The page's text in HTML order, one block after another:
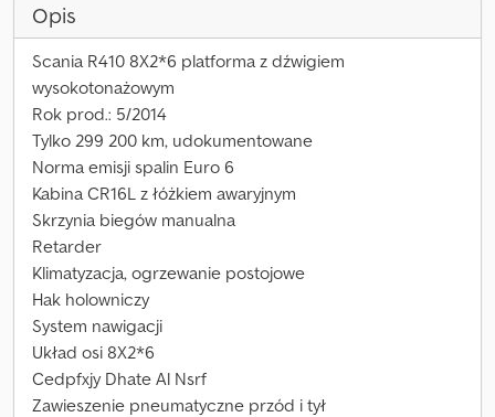
Opis
Scania R410 8X2*6 platforma z dźwigiem
wysokotonażowym
Rok prod.: 5/2014
Tylko 299 200 km, udokumentowane
Norma emisji spalin Euro 6
Kabina CR16L z łóżkiem awaryjnym
Skrzynia biegów manualna
Retarder
Klimatyzacja, ogrzewanie postojowe
Hak holowniczy
System nawigacji
Układ osi 8X2*6
Cedpfxjy Dhate Al Nsrf
Zawieszenie pneumatyczne przód i tył